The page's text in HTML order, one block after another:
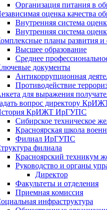
Организация питания в
оценка качества
Внутренняя система
Внутренняя система
планы
Высшее образование
Среднее
документы
Антикоррупционная
Противодействие
для выражения
вопрос директору
КрИЖТ ИрГУПС
Сибирское техническое
Красноярская школа
Филиал ИрГУПС
филиала
Красноярский техникум
Руководство и органы
Директор
Факультеты и отделения
Приемная комиссия
инфраструктура